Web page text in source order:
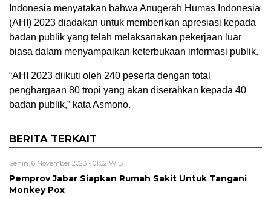
Indonesia menyatakan bahwa Anugerah Humas Indonesia
(AHI) 2023 diadakan untuk memberikan apresiasi kepada
badan publik yang telah melaksanakan pekerjaan luar
biasa dalam menyampaikan keterbukaan informasi publik.
“AHI 2023 diikuti oleh 240 peserta dengan total
penghargaan 80 tropi yang akan diserahkan kepada 40
badan publik,” kata Asmono.
BERITA TERKAIT
Senin, 6 November 2023 - 01:02 WIB
Pemprov Jabar Siapkan Rumah Sakit Untuk Tangani
Monkey Pox